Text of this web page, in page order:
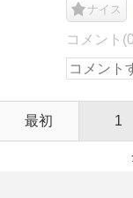
ナイス
コメント
最初 1